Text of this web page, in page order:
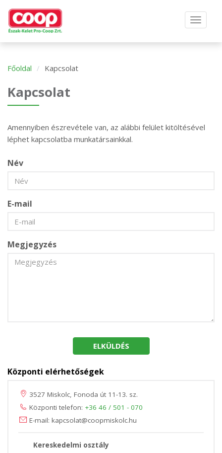
Főoldal Kapcsolat
Kapcsolat
Amennyiben észrevétele van, az alábbi felület kitöltésével
léphet kapcsolatba munkatársainkkal.
Név
E-mail
Megjegyzés
ELKÜLDÉS
Központi elérhetőségek
3527 Miskolc, Fonoda út 11-13. sz.
Központi telefon: +36 46 / 501 - 070
E-mail: kapcsolat@coopmiskolc.hu
Kereskedelmi osztály